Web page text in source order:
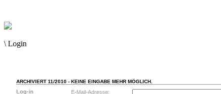
\ Login
ARCHIVIERT 11/2010 - KEINE EINGABE MEHR MÖGLICH.
Log-in
E-Mail-Adresse: